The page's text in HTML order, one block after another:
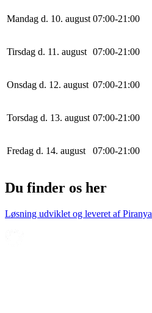
Mandag d. 10. august 07:00-21 :00
Tirsdag d. 11. august 07:00-21 :00
Onsdag d. 12. august 07:00-21 :00
Torsdag d. 13. august 07:00-21 :00
Fredag d. 14. august 07:00-21 :00
Du finder os her
Løsning udviklet og leveret afPiranya